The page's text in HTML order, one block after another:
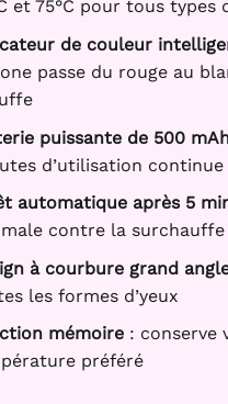
et 75°C pour tous types
de couleur
passe du rouge au
puissante de 500
d’utilisation continue
automatique après 5
contre la surchauffe
à courbure grand
les formes d’yeux
mémoire: conserve
préféré